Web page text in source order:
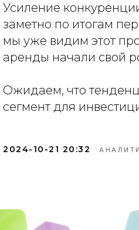
Усиление
заметно по итогам
мы уже видим этот
аренды начали свой
Ожидаем, что
сегмент для
2024-10-21 20:32